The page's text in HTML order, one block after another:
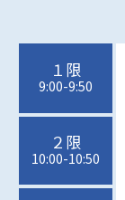
１限
9:00-9:50
２限
10:00-10:50